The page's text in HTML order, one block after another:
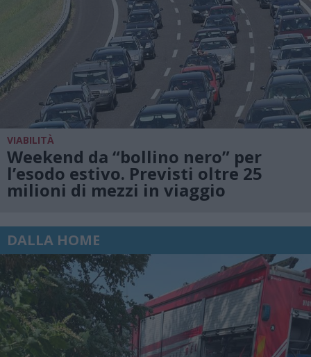
VIABILITÀ
Weekend da “bollino nero” per
l’esodo estivo. Previsti oltre 25
milioni di mezzi in viaggio
DALLA HOME